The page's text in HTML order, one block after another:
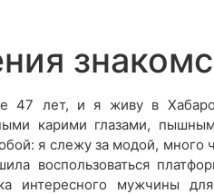
47 лет, и я живу в
карими глазами,
я слежу за модой,
воспользоваться
интересного мужчины